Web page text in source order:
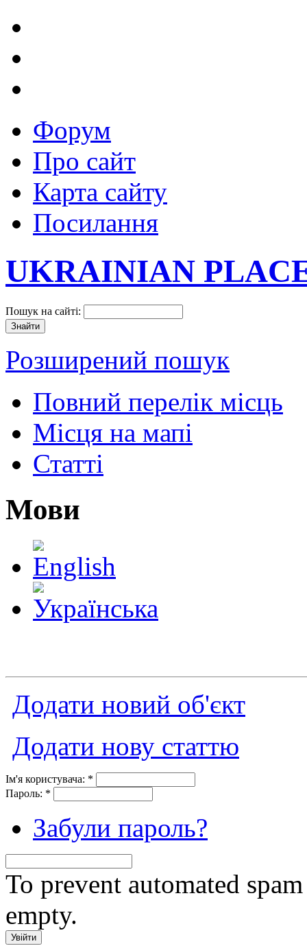
Форум
Про сайт
Карта сайту
Посилання
UKRAINIAN
Пошук на сайті:
Розширений пошук
Повний перелік місць
Місця на мапі
Статті
Мови
Додати новий об'єкт
Додати нову статтю
Ім'я користувача: *
Пароль: *
Забули пароль?
To prevent automated
empty.